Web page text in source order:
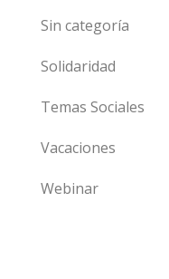
Sin categoría
Solidaridad
Temas Sociales
Vacaciones
Webinar